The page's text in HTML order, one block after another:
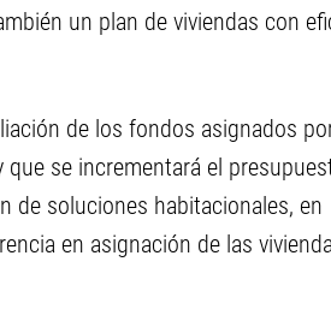
un plan de viviendas con
de los fondos asignados
que se incrementará el
de soluciones habitacionales, en
en asignación de las